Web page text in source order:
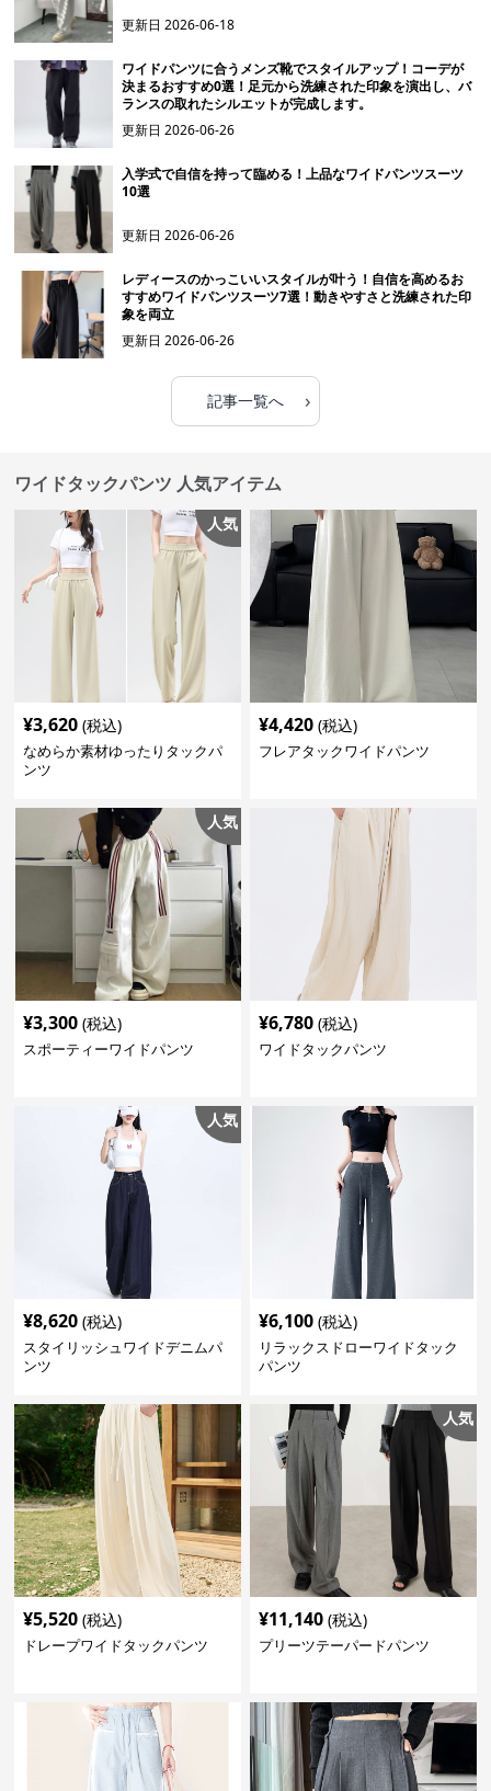
更新日2026-06-18
ワイドパンツに合うメンズ靴でスタイルアップ！コーデが
決まるおすすめ0選！足元から洗練された印象を演出し、バ
ランスの取れたシルエットが完成します。
更新日2026-06-26
入学式で自信を持って臨める！上品なワイドパンツスーツ
10選
更新日2026-06-26
レディースのかっこいいスタイルが叶う！自信を高めるお
すすめワイドパンツスーツ7選！動きやすさと洗練された印
象を両立
更新日2026-06-26
記事一覧へ ›
ワイドタックパンツ 人気アイテム
人気
¥3,620 (税込)
なめらか素材ゆったりタックパ
ンツ
¥4,420 (税込)
フレアタックワイドパンツ
人気
¥3,300 (税込)
スポーティーワイドパンツ
¥6,780 (税込)
ワイドタックパンツ
人気
¥8,620 (税込)
スタイリッシュワイドデニムパ
ンツ
¥6,100 (税込)
リラックスドローワイドタック
パンツ
¥5,520 (税込)
ドレープワイドタックパンツ
人気
¥11,140 (税込)
プリーツテーパードパンツ